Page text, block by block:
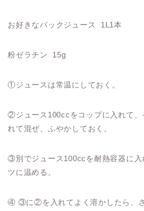
お好きなパックジュース 1L1本
粉ゼラチン 15g
①ジュースは常温にしておく。
②ジュース100ccをコップに入れて、
れて混ぜ、ふやかしておく。
③別でジュース100ccを耐熱容器に
ツに温める。
④ ③に②を入れてよく溶かしたら、